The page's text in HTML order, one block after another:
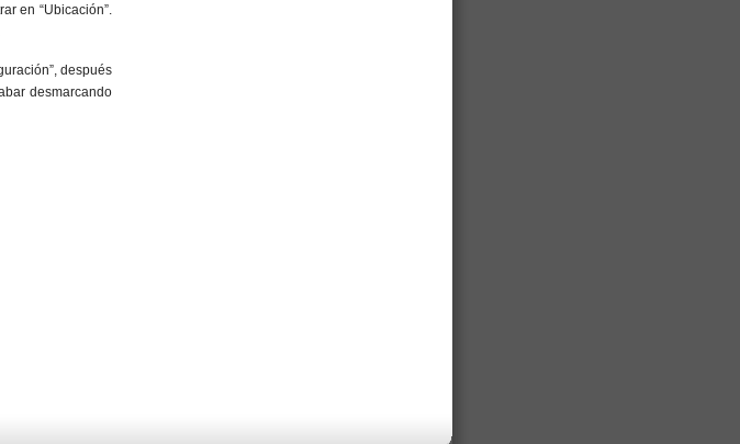
en “Ubicación”.
después
desmarcando